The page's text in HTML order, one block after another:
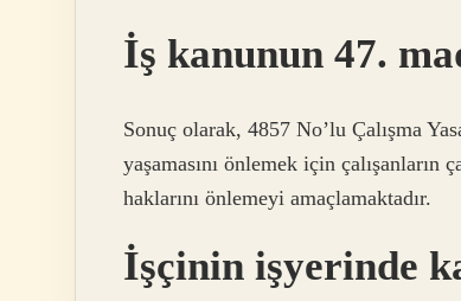
İş kanunun 47.
Sonuç olarak, 4857 No’lu Çalışma
yaşamasını önlemek için
haklarını önlemeyi amaçlamaktadır.
İşçinin işyerinde